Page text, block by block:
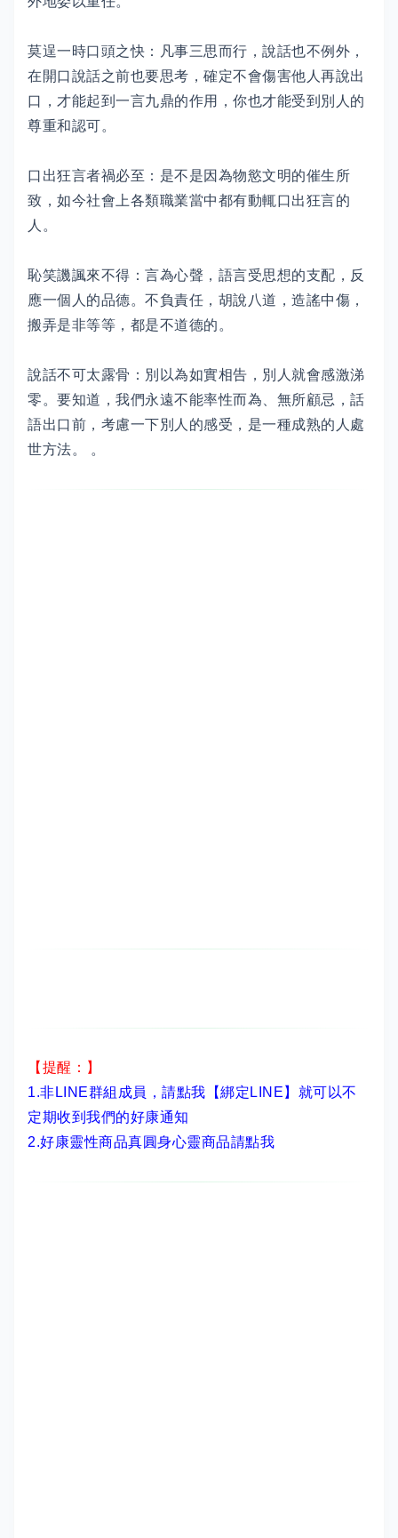
莫逞一時口頭之快：凡事三思而行，說話也不例外，
在開口說話之前也要思考，確定不會傷害他人再說出
口，才能起到一言九鼎的作用，你也才能受到別人的
尊重和認可。
口出狂言者禍必至：是不是因為物慾文明的催生所
致，如今社會上各類職業當中都有動輒口出狂言的
人。
恥笑譏諷來不得：言為心聲，語言受思想的支配，反
應一個人的品德。不負責任，胡說八道，造謠中傷，
搬弄是非等等，都是不道德的。
說話不可太露骨：別以為如實相告，別人就會感激涕
零。要知道，我們永遠不能率性而為、無所顧忌，話
語出口前，考慮一下別人的感受，是一種成熟的人處
世方法。 。
【提醒：】
1.非LINE群組成員， 請點我【綁定LINE】 就可以不
定期收到我們的好康通知
2.好康靈性商品真圓身心靈商品請點我